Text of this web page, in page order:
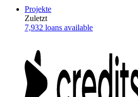
Projekte
Zuletzt
7,932 loans available